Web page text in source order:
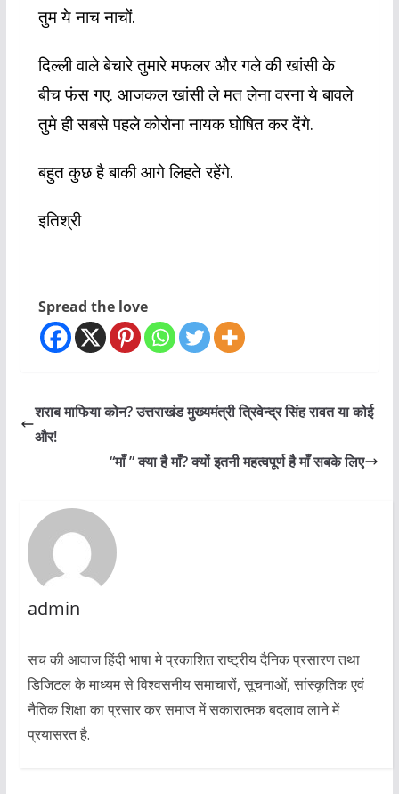
तुम ये नाच नाचों.
दिल्ली वाले बेचारे तुमारे मफलर और गले की खांसी के
बीच फंस गए. आजकल खांसी ले मत लेना वरना ये बावले
तुमे ही सबसे पहले कोरोना नायक घोषित कर देंगे.
बहुत कुछ है बाकी आगे लिहते रहेंगे.
इतिश्री
Spread the love
शराब माफिया कोन? उत्तराखंड मुख्यमंत्री त्रिवेन्द्र सिंह रावत या कोई
और!
“माँ ” क्या है माँ? क्यों इतनी महत्वपूर्ण है माँ सबके लिए
admin
सच की आवाज हिंदी भाषा मे प्रकाशित राष्ट्रीय दैनिक प्रसारण तथा
डिजिटल के माध्यम से विश्वसनीय समाचारों, सूचनाओं, सांस्कृतिक एवं
नैतिक शिक्षा का प्रसार कर समाज में सकारात्मक बदलाव लाने में
प्रयासरत है.